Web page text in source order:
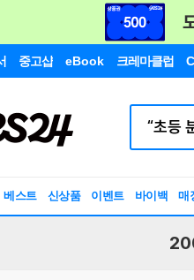
중고샵 eBook 크레마클럽
베스트 신상품 이벤트 바이백 매